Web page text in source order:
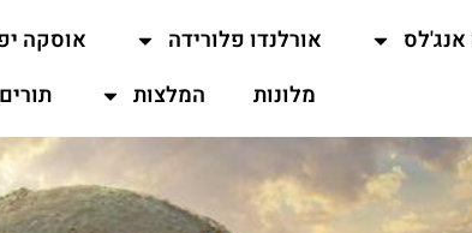
אנג'לס אורלנדו פלורידה אוסקה
מלונות
המלצות תורים